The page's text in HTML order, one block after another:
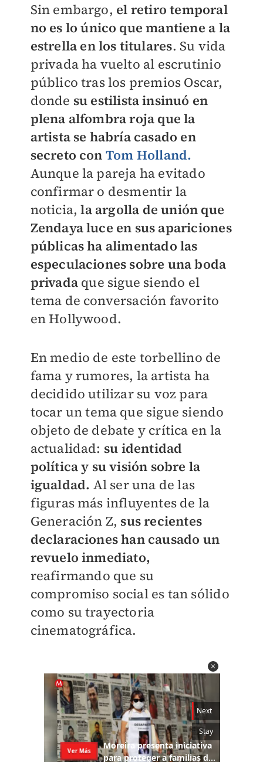
Sin embargo, el retiro temporal
no es lo único que mantiene a la
estrella en los titulares. Su vida
privada ha vuelto al escrutinio
público tras los premios Oscar,
donde su estilista insinuó en
plena alfombra roja que la
artista se habría casado en
secreto con Tom Holland.
Aunque la pareja ha evitado
confirmar o desmentir la
noticia, la argolla de unión que
Zendaya luce en sus apariciones
públicas ha alimentado las
especulaciones sobre una boda
privada que sigue siendo el
tema de conversación favorito
en Hollywood.
En medio de este torbellino de
fama y rumores, la artista ha
decidido utilizar su voz para
tocar un tema que sigue siendo
objeto de debate y crítica en la
actualidad: su identidad
política y su visión sobre la
igualdad. Al ser una de las
figuras más influyentes de la
Generación Z, sus recientes
declaraciones han causado un
revuelo inmediato,
reafirmando que su
compromiso social es tan sólido
como su trayectoria
cinematográfica.